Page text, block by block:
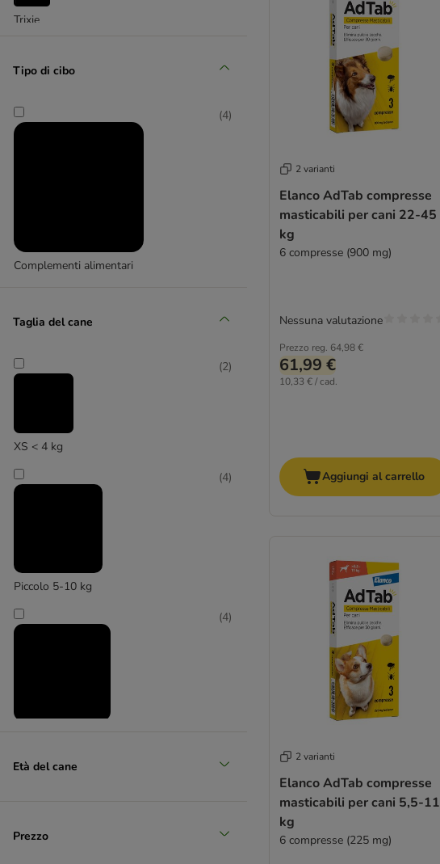
Trixie
Tipo di cibo
Complementi alimentari
(4)
Taglia del cane
XS < 4 kg
(2)
Piccolo 5-10 kg
(4)
(4)
(4)
Età del cane
Prezzo
2 varianti
Elanco AdTab compresse
masticabili per cani 22-45
kg
6 compresse (900 mg)
Prezzo reg. 64,98 €
61,99 €
10,33 € / cad.
Nessuna valutazione
Aggiungi al carrello
2 varianti
Elanco AdTab compresse
masticabili per cani 5,5-11
kg
6 compresse (225 mg)